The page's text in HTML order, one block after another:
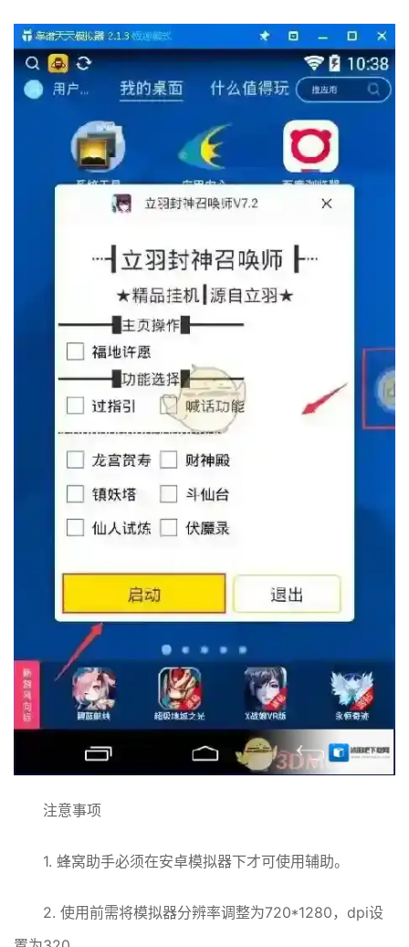
注意事项
1. 蜂窝助手必须在安卓模拟器下才可使用辅助。
2. 使用前需将模拟器分辨率调整为720*1280，dpi设